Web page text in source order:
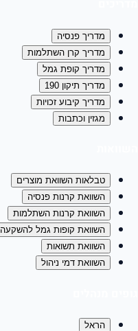
מדריך פנסיה
מדריך קרן השתלמות
מדריך קופת גמל
מדריך תיקון 190
מדריך קיבוע זכויות
מגזין וכתבות
טבלאות השוואת מוצרים
השוואת קרנות פנסיה
השוואת קרנות השתלמות
השוואת קופות גמל להשקעה
השוואת תשואות
השוואת דמי ניהול
הראל